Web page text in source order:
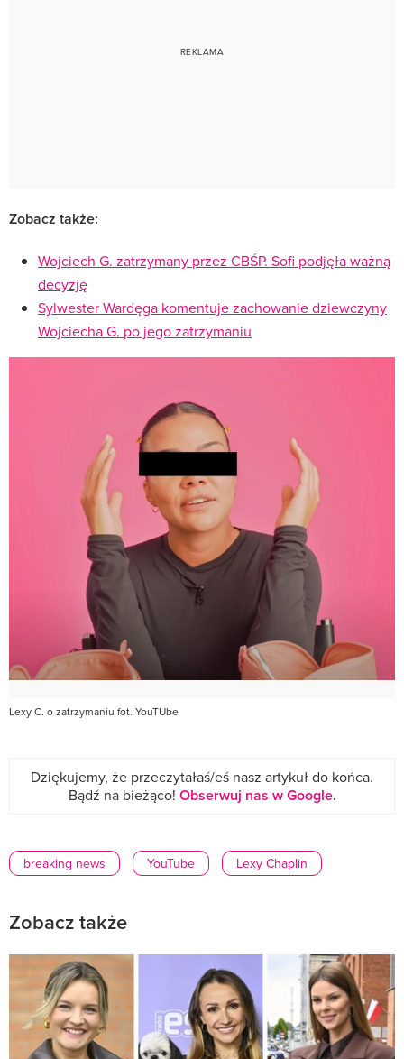
Zobacz także:
Wojciech G. zatrzymany przez CBŚP. Sofi podjęła ważną
decyzję
Sylwester Wardęga komentuje zachowanie dziewczyny
Wojciecha G. po jego zatrzymaniu
Lexy C. o zatrzymaniu fot. YouTUbe
Dziękujemy, że przeczytałaś/eś nasz artykuł do końca.
Bądź na bieżąco! Obserwuj nas w Google.
breaking news YouTube Lexy Chaplin
Zobacz także